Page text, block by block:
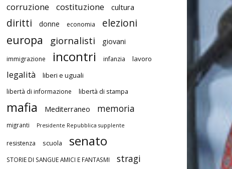
corruzione
costituzione cultura
diritti donne economia elezioni
europa giornalisti giovani
immigrazione incontri infanzia lavoro
legalità liberi e uguali
libertà di informazione libertà di stampa
mafia Mediterraneo memoria
migranti Presidente Repubblica supplente
resistenza scuola senato
STORIE DI SANGUE AMICI E FANTASMI stragi